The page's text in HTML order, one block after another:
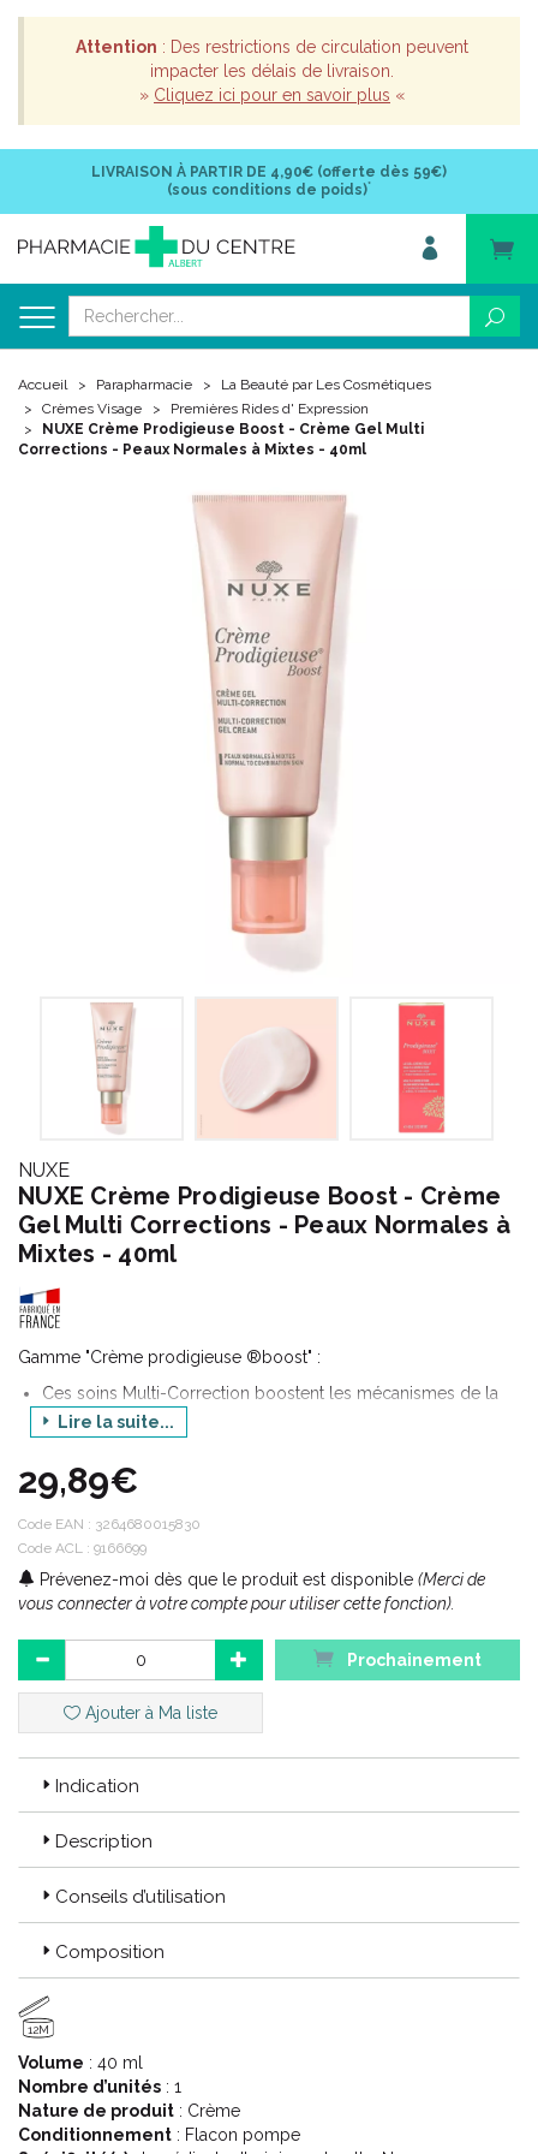
Attention : Des restrictions de circulation peuvent
impacter les délais de livraison.
» Cliquez ici pour en savoir plus «
LIVRAISON À PARTIR DE 4,90€ (offerte dès 59€)
(sous conditions de poids)*
Accueil Parapharmacie
La Beauté par Les Cosmétiques
Crèmes Visage
Premières Rides d' Expression
NUXE Crème Prodigieuse Boost - Crème Gel Multi
Corrections - Peaux Normales à Mixtes - 40ml
NUXE
NUXE Crème Prodigieuse Boost - Crème
Gel Multi Corrections - Peaux Normales à
Mixtes - 40ml
Gamme "Crème prodigieuse ®boost" :
Ces soins Multi-Correction boostent les mécanismes de la
peau tout en respectant son équilibre naturel.
A la clé : une peau fraîche, rebondie et lumineuse, même
quand le quotidien s' accélère !
Lire la suite...
29,89€
Code EAN : 3264680015830
Code ACL : 9166699
Prévenez-moi dès que le produit est disponible (Merci de
vous connecter à votre compte pour utiliser cette fonction).
Prochainement
Ajouter à Ma liste
Indication
Description
Conseils d’utilisation
Composition
12M
Volume : 40 ml
Nombre d’unités : 1
Nature de produit : Crème
Conditionnement : Flacon pompe